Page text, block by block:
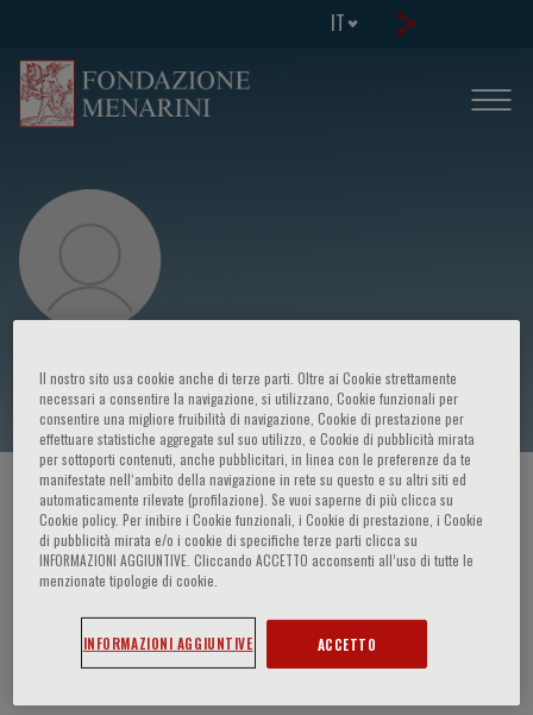
IT
Guido Iaccarino
HOME PAGE / CORSI ED EVENTI / RELATORE
Guido Iaccarino
Il nostro sito usa cookie anche di terze parti. Oltre ai Cookie strettamente
necessari a consentire la navigazione, si utilizzano, Cookie funzionali per
consentire una migliore fruibilità di navigazione, Cookie di prestazione per
effettuare statistiche aggregate sul suo utilizzo, e Cookie di pubblicità mirata
per sottoporti contenuti, anche pubblicitari, in linea con le preferenze da te
manifestate nell‘ambito della navigazione in rete su questo e su altri siti ed
automaticamente rilevate (profilazione). Se vuoi saperne di più clicca su
Cookie policy. Per inibire i Cookie funzionali, i Cookie di prestazione, i Cookie
di pubblicità mirata e/o i cookie di specifiche terze parti clicca su
INFORMAZIONI AGGIUNTIVE. Cliccando ACCETTO acconsenti all’uso di tutte le
menzionate tipologie di cookie.
INFORMAZIONI AGGIUNTIVE ACCETTO